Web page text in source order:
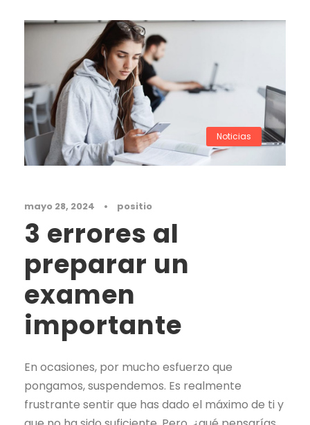
Noticias
mayo 28, 2024 • positio
3 errores al
preparar un
examen
importante
En ocasiones, por mucho esfuerzo que
pongamos, suspendemos. Es realmente
frustrante sentir que has dado el máximo de ti y